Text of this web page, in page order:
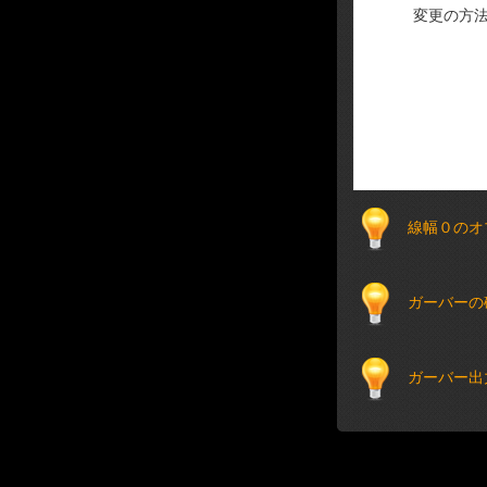
変更の方
線幅０の
ガーバー
ガーバー